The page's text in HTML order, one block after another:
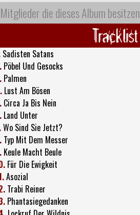
Mitglieder die dieses Album besitzen
Tracklist
Sadisten Satans
Pöbel Und Gesocks
Palmen
Lust Am Bösen
Circa Ja Bis Nein
Land Unter
Wo Sind Sie Jetzt?
Typ Mit Dem Messer
Keule Macht Beule
Für Die Ewigkeit
Asozial
Trabi Reiner
Phantasiegedanken